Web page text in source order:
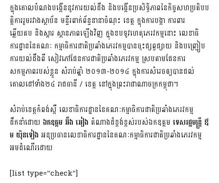
ក្នុង​គោលបំណង​បង្កើន​នូវ​ការយល់ដឹង និង​បង្កើន​ប្រសិទ្ធិភាព​នៃ​កិច្ច​សហ​ប្រតិ​បប​
ត្តិ​ការរួម​រវាង​ស្ថាប័ន មន្ទីរ​ពាក់​ព័​ន្ទ​នានា​ចំណុះ ខេត្ត ក្នុងការ​បង្កា ការពារ
ឆ្លើយតប និង​ស្តារ ស្ថានភាព​ឡើងវិញ ក្នុង​ខ​ប​ទូវ​ហេតុ​ភេរវកម្ម​នោះ លេខាធិ
ការដ្ឋាន​នៃ​គណៈ ក​ម្មា​ធិ​ការ​ជាតិ​ប្រឆាំង​ភេរវកម្ម​បាន​ចុះ​ផ្សព្វផ្សាយ និង​បញ្ជ្រៀប​
ការយល់ដឹង​ពី សៀវភៅ​ផែនការ​ជាតិ​ប្រឆាំង​ភេរវកម្ម ស្របតាម​ផែនការ​
សកម្មភាព​រប​ស់​ខ្លួន សំរាប់​ឆ្នាំ ២០១៣-២០១៤ ក្នុងការ​សំរេច​ឲ្យ​បាន​ដល់​
គោលដៅ​ទាំង២៤ រាជធានី / ខេត្ត នៅក្នុង​ព្រះរាជាណាចក្រ​កម្ពុជា។
សំរាប់​ខេត្តកំពង់ស្ពឺ លេខាធិការដ្ឋាន​នៃ​គណៈកម្មាធិការ​ជាតិ​ប្រឆាំង​ភេរវកម្ម
ដឹកនាំ​ដោយ ឯកឧត្តម អ៊ឹង អៀង តំណាង​ដ៏​ខ្ពង់ខ្ពស់​របស់​ឯកឧត្តម ទេសរដ្ឋមន្ត្រី ឳ​
ម យ៉ិនទៀង អនុប្រធាន​លេខាធិការដ្ឋាន​នៃ​គណៈកម្មាធិការ​ជាតិ​ប្រឆាំង​ភេរវកម្ម
អមដំណើរ​ដោយ
[list type=”check”]